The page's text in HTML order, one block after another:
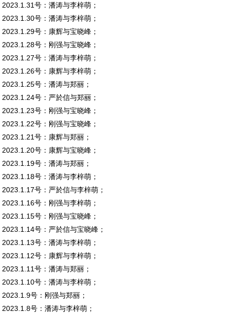
2023.1.31号：潘涛与李梓萌；
2023.1.30号：潘涛与李梓萌；
2023.1.29号：康辉与宝晓峰；
2023.1.28号：刚强与宝晓峰；
2023.1.27号：潘涛与李梓萌；
2023.1.26号：康辉与李梓萌；
2023.1.25号：潘涛与郑丽；
2023.1.24号：严於信与郑丽；
2023.1.23号：刚强与宝晓峰；
2023.1.22号：刚强与宝晓峰；
2023.1.21号：康辉与郑丽；
2023.1.20号：康辉与宝晓峰；
2023.1.19号：潘涛与郑丽；
2023.1.18号：潘涛与李梓萌；
2023.1.17号：严於信与李梓萌；
2023.1.16号：刚强与李梓萌；
2023.1.15号：刚强与宝晓峰；
2023.1.14号：严於信与宝晓峰；
2023.1.13号：潘涛与李梓萌；
2023.1.12号：康辉与李梓萌；
2023.1.11号：潘涛与郑丽；
2023.1.10号：潘涛与李梓萌；
2023.1.9号：刚强与郑丽；
2023.1.8号：潘涛与李梓萌；